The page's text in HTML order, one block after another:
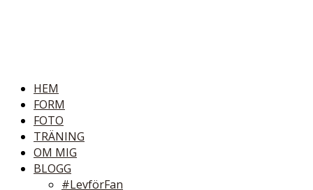
HEM
FORM
FOTO
TRÄNING
OM MIG
BLOGG
#LevförFan